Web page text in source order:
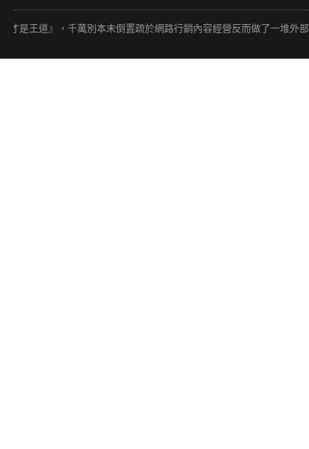
』，千萬別本末倒置疏於網路行銷內容經營反而做了一堆外部連